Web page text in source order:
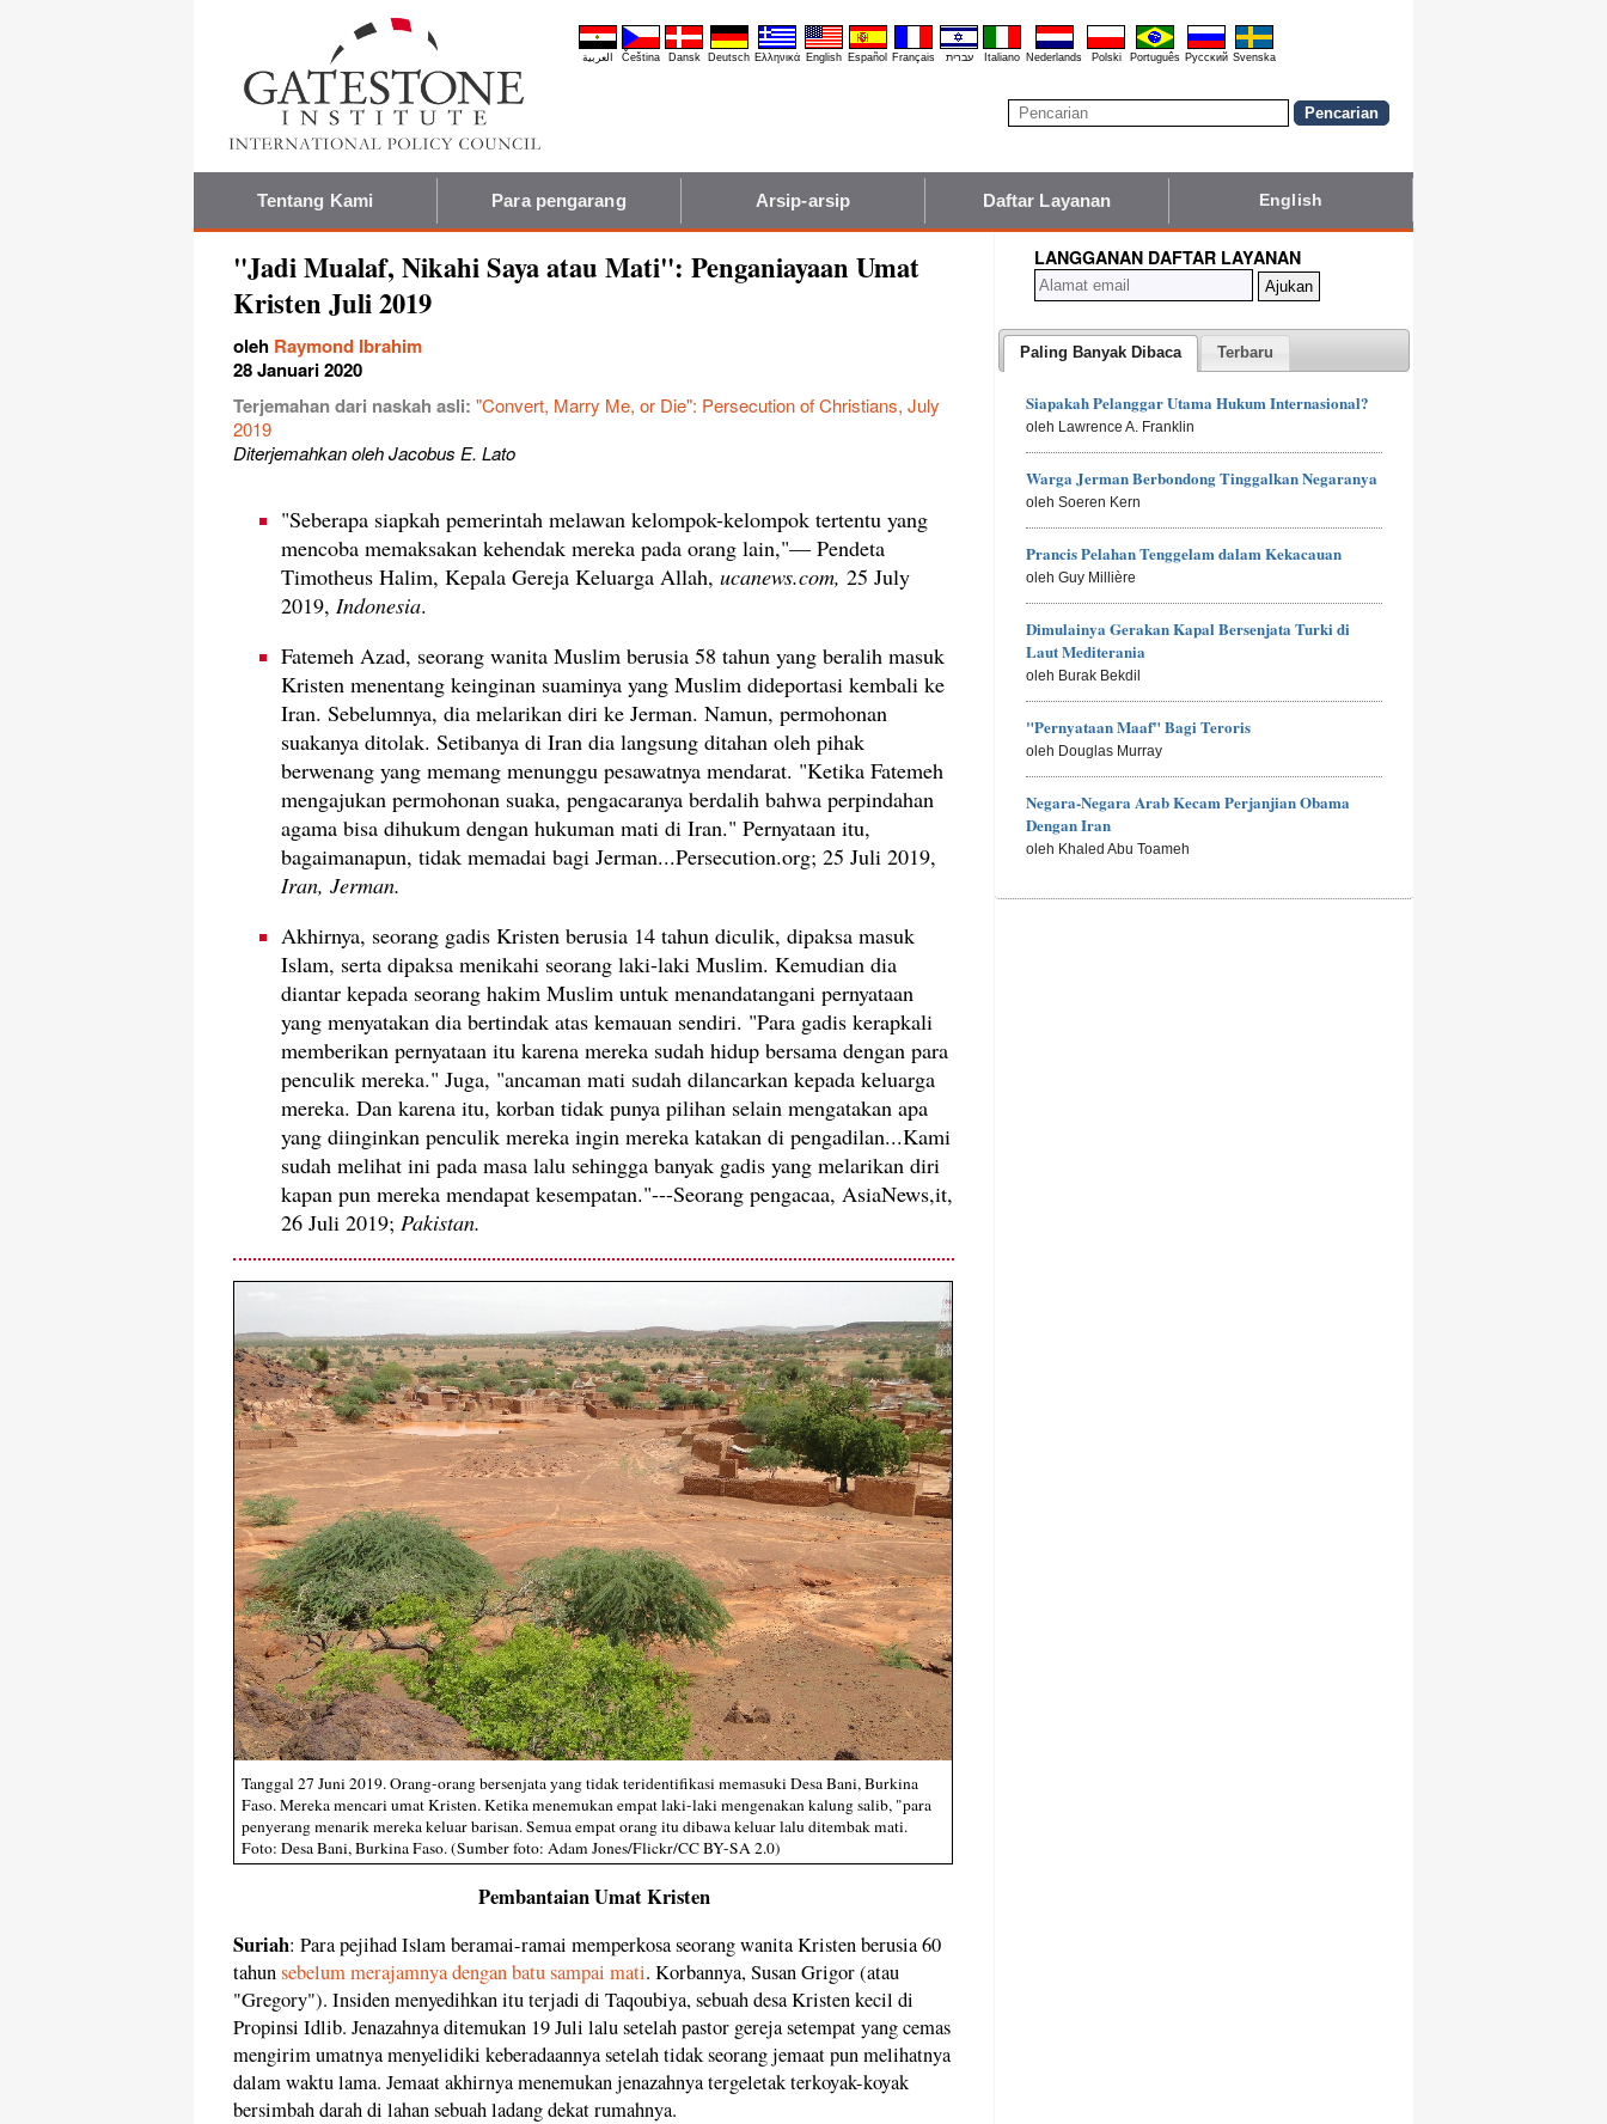
العربية Čeština Dansk Deutsch Ελληνικά English Español Français עברית Italiano Nederlands Polski Português Pyccĸий Svenska
Tentang Kami Para pengarang Arsip-arsip Daftar Layanan English
"Jadi Mualaf, Nikahi Saya atau Mati": Penganiayaan Umat
Kristen Juli 2019
oleh Raymond Ibrahim
28 Januari 2020
Terjemahan dari naskah asli: "Convert, Marry Me, or Die": Persecution of Christians, July
2019
Diterjemahkan oleh Jacobus E. Lato
"Seberapa siapkah pemerintah melawan kelompok-kelompok tertentu yang
mencoba memaksakan kehendak mereka pada orang lain,"— Pendeta
Timotheus Halim, Kepala Gereja Keluarga Allah, ucanews.com, 25 July
2019, Indonesia.
Fatemeh Azad, seorang wanita Muslim berusia 58 tahun yang beralih masuk
Kristen menentang keinginan suaminya yang Muslim dideportasi kembali ke
Iran. Sebelumnya, dia melarikan diri ke Jerman. Namun, permohonan
suakanya ditolak. Setibanya di Iran dia langsung ditahan oleh pihak
berwenang yang memang menunggu pesawatnya mendarat. "Ketika Fatemeh
mengajukan permohonan suaka, pengacaranya berdalih bahwa perpindahan
agama bisa dihukum dengan hukuman mati di Iran." Pernyataan itu,
bagaimanapun, tidak memadai bagi Jerman...Persecution.org; 25 Juli 2019,
Iran, Jerman.
Akhirnya, seorang gadis Kristen berusia 14 tahun diculik, dipaksa masuk
Islam, serta dipaksa menikahi seorang laki-laki Muslim. Kemudian dia
diantar kepada seorang hakim Muslim untuk menandatangani pernyataan
yang menyatakan dia bertindak atas kemauan sendiri. "Para gadis kerapkali
memberikan pernyataan itu karena mereka sudah hidup bersama dengan para
penculik mereka." Juga, "ancaman mati sudah dilancarkan kepada keluarga
mereka. Dan karena itu, korban tidak punya pilihan selain mengatakan apa
yang diinginkan penculik mereka ingin mereka katakan di pengadilan...Kami
sudah melihat ini pada masa lalu sehingga banyak gadis yang melarikan diri
kapan pun mereka mendapat kesempatan."---Seorang pengacaa, AsiaNews,it,
26 Juli 2019; Pakistan.
Tanggal 27 Juni 2019. Orang-orang bersenjata yang tidak teridentifikasi memasuki Desa Bani, Burkina
Faso. Mereka mencari umat Kristen. Ketika menemukan empat laki-laki mengenakan kalung salib, "para
penyerang menarik mereka keluar barisan. Semua empat orang itu dibawa keluar lalu ditembak mati.
Foto: Desa Bani, Burkina Faso. (Sumber foto: Adam Jones/Flickr/CC BY-SA 2.0)
Pembantaian Umat Kristen
Suriah: Para pejihad Islam beramai-ramai memperkosa seorang wanita Kristen berusia 60
tahunsebelum merajamnya dengan batu sampai mati. Korbannya, Susan Grigor (atau
"Gregory"). Insiden menyedihkan itu terjadi di Taqoubiya, sebuah desa Kristen kecil di
Propinsi Idlib. Jenazahnya ditemukan 19 Juli lalu setelah pastor gereja setempat yang cemas
mengirim umatnya menyelidiki keberadaannya setelah tidak seorang jemaat pun melihatnya
dalam waktu lama. Jemaat akhirnya menemukan jenazahnya tergeletak terkoyak-koyak
bersimbah darah di lahan sebuah ladang dekat rumahnya.
LANGGANAN DAFTAR LAYANAN
Paling Banyak Dibaca Terbaru
Siapakah Pelanggar Utama Hukum Internasional?
oleh Lawrence A. Franklin
Warga Jerman Berbondong Tinggalkan Negaranya
oleh Soeren Kern
Prancis Pelahan Tenggelam dalam Kekacauan
oleh Guy Millière
Dimulainya Gerakan Kapal Bersenjata Turki di
Laut Mediterania
oleh Burak Bekdil
"Pernyataan Maaf" Bagi Teroris
oleh Douglas Murray
Negara-Negara Arab Kecam Perjanjian Obama
Dengan Iran
oleh Khaled Abu Toameh